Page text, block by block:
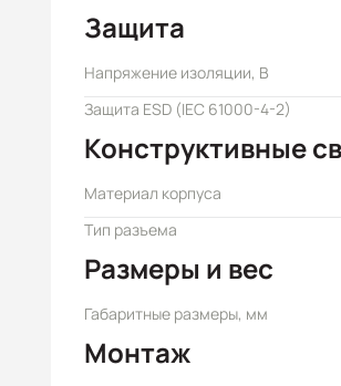
Защита
Напряжение изоляции, В
Защита ESD (IEC 61000-4-2)
Конструктивные
Материал корпуса
Тип разъема
Размеры и вес
Габаритные размеры, мм
Монтаж